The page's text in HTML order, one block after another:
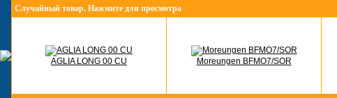
Случайный товар. Нажмите для просмотра
AGLIA LONG 00 CU Moreungen BFMO7/SOR